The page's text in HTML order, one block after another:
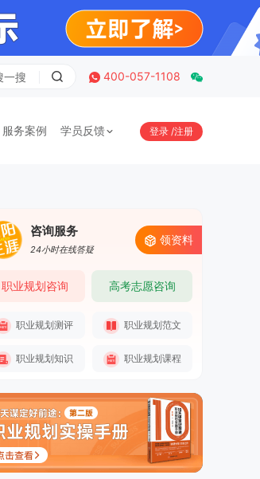
400-057-1108
服务案例 学员反馈 登录 /注册
咨询服务
24小时在线答疑
领资料
职业规划咨询 高考志愿咨询
职业规划测评 职业规划范文
职业规划知识 职业规划课程